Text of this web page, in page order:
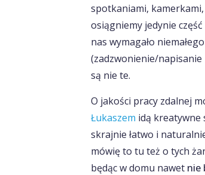
spotkaniami, kamerkami,
osiągniemy jedynie
nas wymagało
(zadzwonienie/
są nie te.
O jakości pracy zdalnej
Łukaszem idą kreatywne
skrajnie łatwo i
mówię to tu też o tych
będąc w domu nawet nie